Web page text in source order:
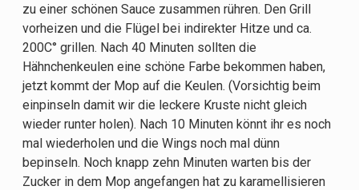
zu einer schönen Sauce zusammen rühren. Den Grill
vorheizen und die Flügel bei indirekter Hitze und ca.
200C° grillen. Nach 40 Minuten sollten die
Hähnchenkeulen eine schöne Farbe bekommen haben,
jetzt kommt der Mop auf die Keulen. (Vorsichtig beim
einpinseln damit wir die leckere Kruste nicht gleich
wieder runter holen). Nach 10 Minuten könnt ihr es noch
mal wiederholen und die Wings noch mal dünn
bepinseln. Noch knapp zehn Minuten warten bis der
Zucker in dem Mop angefangen hat zu karamellisieren